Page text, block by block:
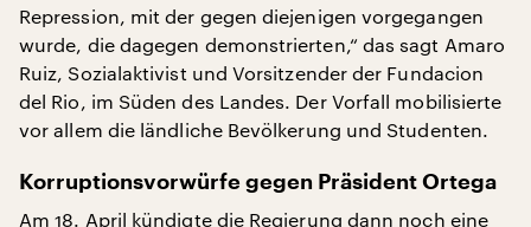
Repression, mit der gegen diejenigen vorgegangen
wurde, die dagegen demonstrierten,“ das sagt Amaro
Ruiz, Sozialaktivist und Vorsitzender der Fundacion
del Rio, im Süden des Landes. Der Vorfall mobilisierte
vor allem die ländliche Bevölkerung und Studenten.
Korruptionsvorwürfe gegen Präsident Ortega
Am 18. April kündigte die Regierung dann noch eine